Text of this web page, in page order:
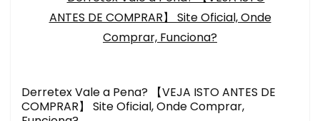
Derretex Vale a Pena? 【VEJA ISTO ANTES DE
COMPRAR】 Site Oficial, Onde Comprar,